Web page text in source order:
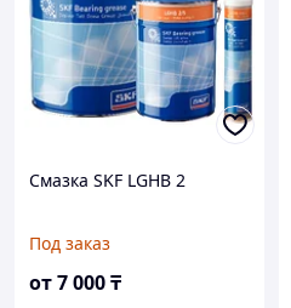
Смазка SKF LGHB 2
Под заказ
от7 000₸